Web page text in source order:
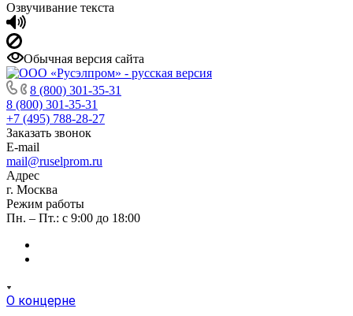
Озвучивание текста
Обычная версия сайта
8 (800) 301-35-31
8 (800) 301-35-31
+7 (495) 788-28-27
Заказать звонок
E-mail
mail@ruselprom.ru
Адрес
г. Москва
Режим работы
Пн. – Пт.: с 9:00 до 18:00
О концерне